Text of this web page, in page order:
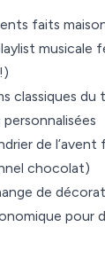
faits
musicale
classiques
de
chocolat)
de
pour